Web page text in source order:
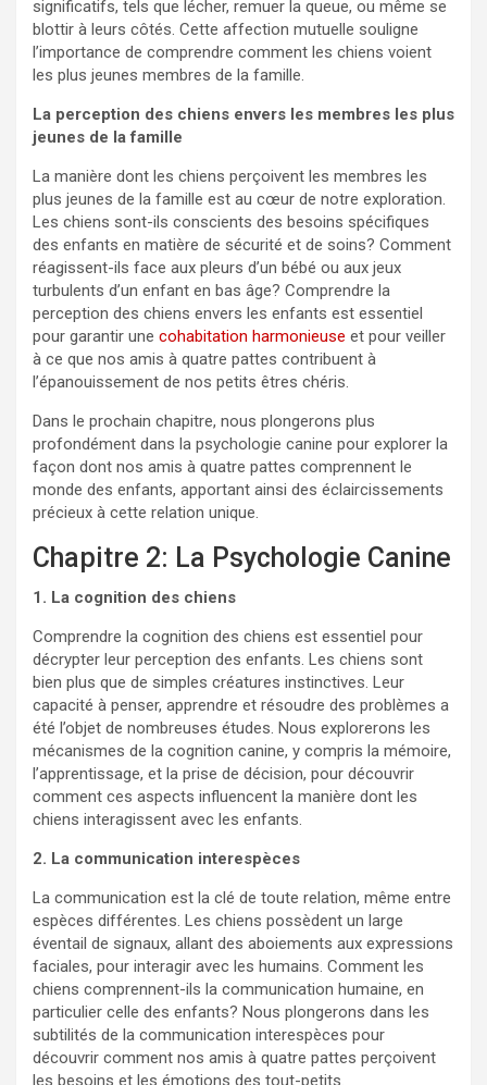
significatifs, tels que lécher, remuer la queue, ou même se
blottir à leurs côtés. Cette affection mutuelle souligne
l’importance de comprendre comment les chiens voient
les plus jeunes membres de la famille.
La perception des chiens envers les membres les plus
jeunes de la famille
La manière dont les chiens perçoivent les membres les
plus jeunes de la famille est au cœur de notre exploration.
Les chiens sont-ils conscients des besoins spécifiques
des enfants en matière de sécurité et de soins? Comment
réagissent-ils face aux pleurs d’un bébé ou aux jeux
turbulents d’un enfant en bas âge? Comprendre la
perception des chiens envers les enfants est essentiel
pour garantir une cohabitation harmonieuse et pour veiller
à ce que nos amis à quatre pattes contribuent à
l’épanouissement de nos petits êtres chéris.
Dans le prochain chapitre, nous plongerons plus
profondément dans la psychologie canine pour explorer la
façon dont nos amis à quatre pattes comprennent le
monde des enfants, apportant ainsi des éclaircissements
précieux à cette relation unique.
Chapitre 2: La Psychologie Canine
1. La cognition des chiens
Comprendre la cognition des chiens est essentiel pour
décrypter leur perception des enfants. Les chiens sont
bien plus que de simples créatures instinctives. Leur
capacité à penser, apprendre et résoudre des problèmes a
été l’objet de nombreuses études. Nous explorerons les
mécanismes de la cognition canine, y compris la mémoire,
l’apprentissage, et la prise de décision, pour découvrir
comment ces aspects influencent la manière dont les
chiens interagissent avec les enfants.
2. La communication interespèces
La communication est la clé de toute relation, même entre
espèces différentes. Les chiens possèdent un large
éventail de signaux, allant des aboiements aux expressions
faciales, pour interagir avec les humains. Comment les
chiens comprennent-ils la communication humaine, en
particulier celle des enfants? Nous plongerons dans les
subtilités de la communication interespèces pour
découvrir comment nos amis à quatre pattes perçoivent
les besoins et les émotions des tout-petits.